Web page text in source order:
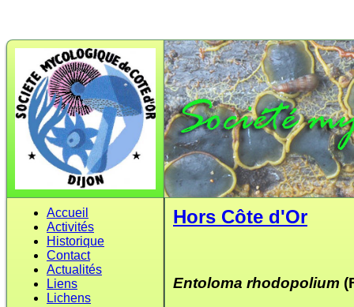
Accueil
Activités
Historique
Contact
Actualités
Liens
Lichens
Hors Côte d'Or
Entoloma rhodopolium